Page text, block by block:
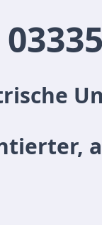
03335